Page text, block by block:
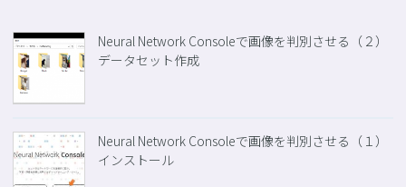
Neural Network Consoleで画像を判別させる（２）
データセット作成
Neural Network Consoleで画像を判別させる（１）
インストール